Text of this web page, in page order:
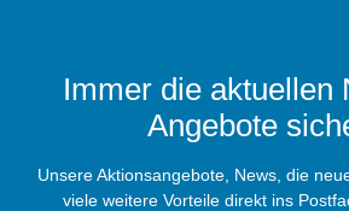
Immer die aktuellen
Angebote
Unsere Aktionsangebote, News, die
viele weitere Vorteile direkt ins